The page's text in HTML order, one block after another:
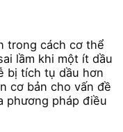
trong cách cơ thể
lầm khi một ít dầu
bị tích tụ dầu hơn
cơ bản cho vấn đề
phương pháp điều